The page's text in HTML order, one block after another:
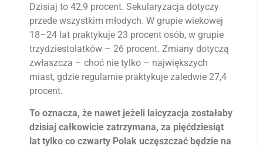
Dzisiaj to 42,9 procent. Sekularyzacja dotyczy
przede wszystkim młodych. W grupie wiekowej
18–24 lat praktykuje 23 procent osób, w grupie
trzydziestolatków – 26 procent. Zmiany dotyczą
zwłaszcza – choć nie tylko – największych
miast, gdzie regularnie praktykuje zaledwie 27,4
procent.
To oznacza, że nawet jeżeli laicyzacja zostałaby
dzisiaj całkowicie zatrzymana, za pięćdziesiąt
lat tylko co czwarty Polak uczęszczać będzie na